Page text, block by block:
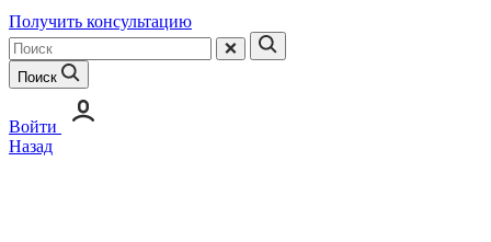
Получить консультацию
Поиск
Войти
Назад